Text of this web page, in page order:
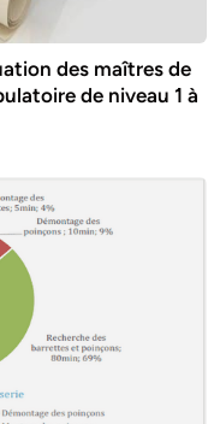
des maîtres de
de niveau 1 à